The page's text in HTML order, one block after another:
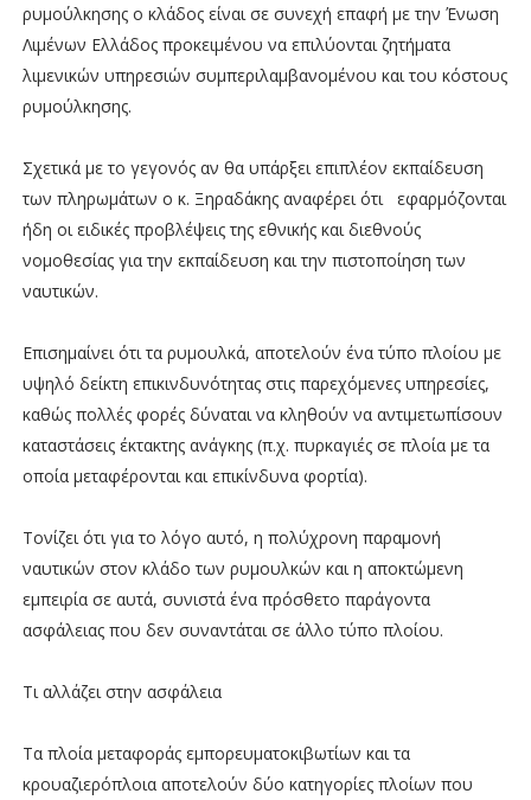
ρυμούλκησης ο κλάδος είναι σε συνεχή επαφή με την Ένωση
Λιμένων Ελλάδος προκειμένου να επιλύονται ζητήματα
λιμενικών υπηρεσιών συμπεριλαμβανομένου και του κόστους
ρυμούλκησης.
Σχετικά με το γεγονός αν θα υπάρξει επιπλέον εκπαίδευση
των πληρωμάτων ο κ. Ξηραδάκης αναφέρει ότι εφαρμόζονται
ήδη οι ειδικές προβλέψεις της εθνικής και διεθνούς
νομοθεσίας για την εκπαίδευση και την πιστοποίηση των
ναυτικών.
Επισημαίνει ότι τα ρυμουλκά, αποτελούν ένα τύπο πλοίου με
υψηλό δείκτη επικινδυνότητας στις παρεχόμενες υπηρεσίες,
καθώς πολλές φορές δύναται να κληθούν να αντιμετωπίσουν
καταστάσεις έκτακτης ανάγκης (π.χ. πυρκαγιές σε πλοία με τα
οποία μεταφέρονται και επικίνδυνα φορτία).
Τονίζει ότι για το λόγο αυτό, η πολύχρονη παραμονή
ναυτικών στον κλάδο των ρυμουλκών και η αποκτώμενη
εμπειρία σε αυτά, συνιστά ένα πρόσθετο παράγοντα
ασφάλειας που δεν συναντάται σε άλλο τύπο πλοίου.
Τι αλλάζει στην ασφάλεια
Τα πλοία μεταφοράς εμπορευματοκιβωτίων και τα
κρουαζιερόπλοια αποτελούν δύο κατηγορίες πλοίων που